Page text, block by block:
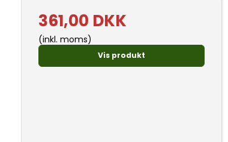
361,00 DKK
(inkl. moms)
Vis produkt